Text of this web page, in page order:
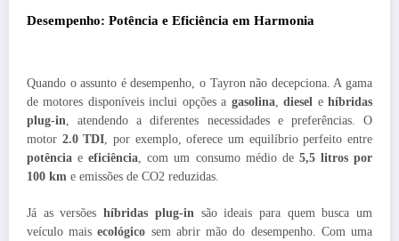
Desempenho: Potência e Eficiência em Harmonia
Quando o assunto é desempenho, o Tayron não decepciona. A gama
de motores disponíveis inclui opções a gasolina,diesel ehíbridas
plug-in, atendendo a diferentes necessidades e preferências. O
motor 2.0 TDI, por exemplo, oferece um equilíbrio perfeito entre
potência eeficiência, com um consumo médio de 5,5 litros por
100 km e emissões de CO2 reduzidas.
Já as versõeshíbridas plug-in são ideais para quem busca um
veículo maisecológico sem abrir mão do desempenho. Com uma